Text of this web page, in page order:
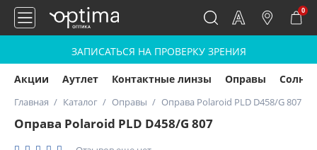
0
ЗАПИСАТЬСЯ НА ПРОВЕРКУ ЗРЕНИЯ
Акции Аутлет Контактные линзы Оправы
Главная Каталог Оправы Оправа Polaroid PLD D458/G 807
Оправа Polaroid PLD D458/G 807